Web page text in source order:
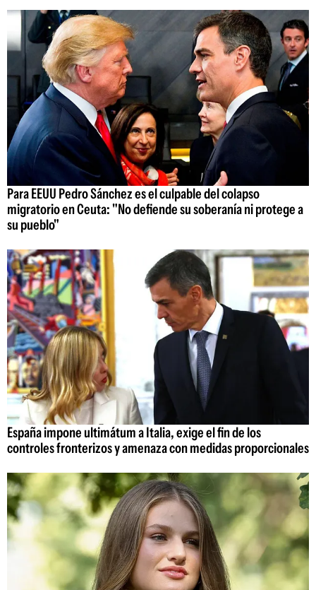
Para EEUU Pedro Sánchez es el culpable del colapso
migratorio en Ceuta: "No defiende su soberanía ni protege a
su pueblo"
España impone ultimátum a Italia, exige el fin de los
controles fronterizos y amenaza con medidas proporcionales